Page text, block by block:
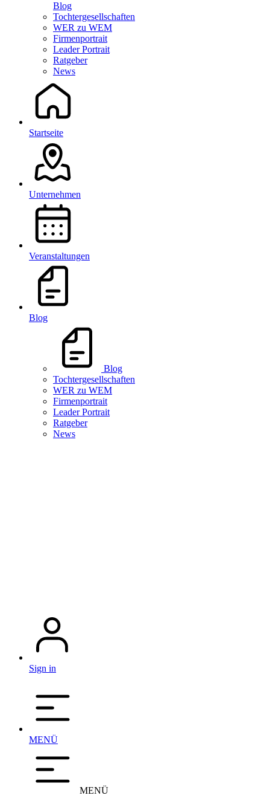
Blog
Tochtergesellschaften
WER zu WEM
Firmenportrait
Leader Portrait
Ratgeber
News
Startseite
Unternehmen
Veranstaltungen
Blog
Blog
Tochtergesellschaften
WER zu WEM
Firmenportrait
Leader Portrait
Ratgeber
News
Sign in
MENÜ
MENÜ